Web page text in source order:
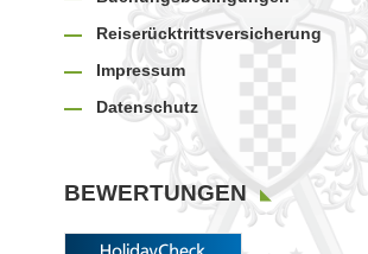
Reiserücktrittsversicherung
Impressum
Datenschutz
BEWERTUNGEN